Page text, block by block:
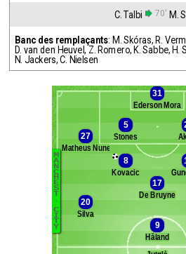
C. Talbi 70' M.
Banc des remplaçants: M. Skóras, R.
D. van den Heuvel, Z. Romero, K. Sabbe, H.
N. Jackers,C. Nielsen